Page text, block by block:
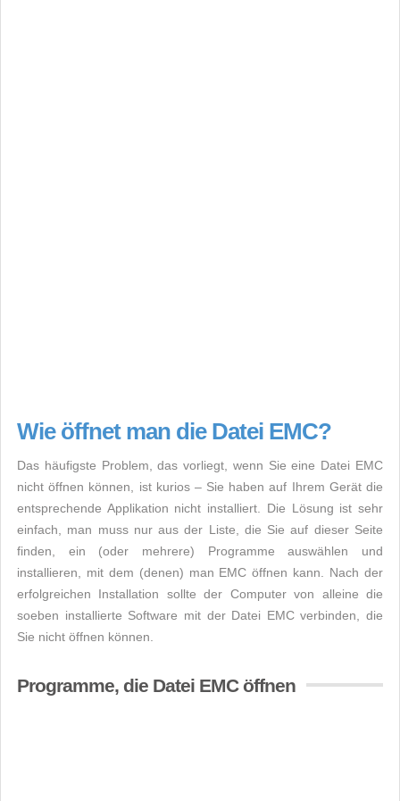
Wie öffnet man die Datei EMC?
Das häufigste Problem, das vorliegt, wenn Sie eine Datei EMC
nicht öffnen können, ist kurios – Sie haben auf Ihrem Gerät die
entsprechende Applikation nicht installiert. Die Lösung ist sehr
einfach, man muss nur aus der Liste, die Sie auf dieser Seite
finden, ein (oder mehrere) Programme auswählen und
installieren, mit dem (denen) man EMC öffnen kann. Nach der
erfolgreichen Installation sollte der Computer von alleine die
soeben installierte Software mit der Datei EMC verbinden, die
Sie nicht öffnen können.
Programme, die Datei EMC öffnen